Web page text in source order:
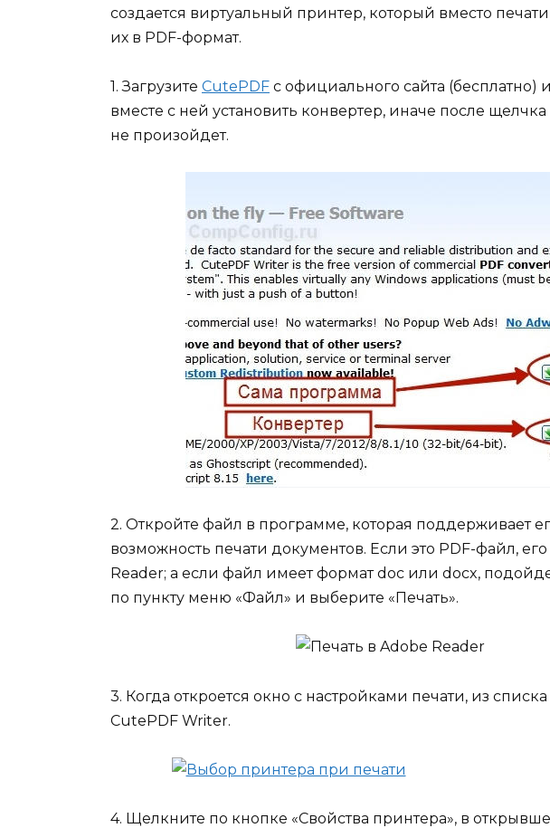
создается виртуальный принтер, который вместо
их в PDF-формат.
1. Загрузите CutePDF с официального сайта (бесплатно)
вместе с ней установить конвертер, иначе после
не произойдет.
2. Откройте файл в программе, которая поддерживает
возможность печати документов. Если это PDF-файл,
Reader; а если файл имеет формат doc или docx,
по пункту меню «Файл» и выберите «Печать».
3. Когда откроется окно с настройками печати, из
CutePDF Writer.
4. Щелкните по кнопке «Свойства принтера», в